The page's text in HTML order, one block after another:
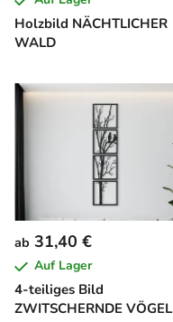
Holzbild NÄCHTLICHER
WALD
4-teiliges Bild
ZWITSCHERNDE VÖGEL
ab 31,40 €
Auf Lager